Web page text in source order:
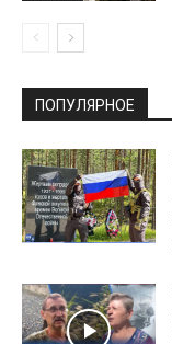
ПОПУЛЯРНОЕ